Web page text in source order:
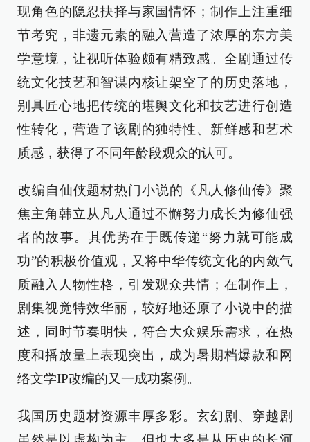
现角色的隐忍抉择与家国情怀；制作上注重细
节考究，非遗元素的融入营造了浓厚的东方美
学意境，让视听体验颇有精致感。全剧通过传
统文化技艺和智谋内核让架空了的历史落地，
别具匠心地把传统的堪舆文化和技艺进行创造
性转化，营造了该剧的独特性、新鲜感和艺术
质感，获得了不同年龄段观众的认可。
‌改编自仙侠题材热门小说的《凡人修仙传》聚
焦主角韩立从凡人通过不懈努力成长为修仙强
者的故事。其优势在于既传递“努力就可能成
功”的积极价值观，又将中华传统文化的内敛气
质融入人物性格，引发观众共情；在制作上，
剧集视觉特效华丽，较好地还原了小说中的描
述，同时节奏明快，符合大众娱乐需求，在热
度和播放量上表现突出，成为暑期档爆款和网
络文学IP改编的又一成功案例。
我国历史题材资源丰厚多彩。玄幻剧、穿越剧